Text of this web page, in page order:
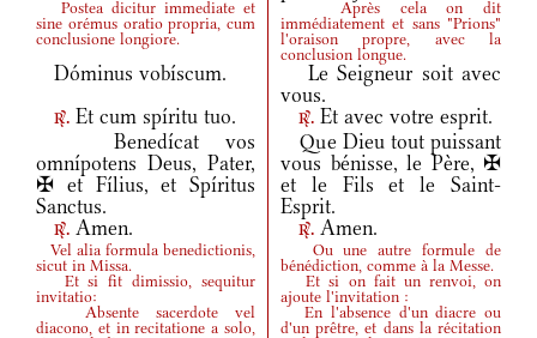
Postea dicitur immediate et
sine orémus oratio propria, cum
conclusione longiore.
Après cela on dit
immédiatement et sans "Prions"
l'oraison propre, avec la
conclusion longue.
Dóminus vobíscum.
Le Seigneur soit avec
vous.
r. Et cum spíritu tuo. r. Et avec votre esprit.
Benedícat vos
omnípotens Deus, Pater,
✠ et Fílius, et Spíritus
Sanctus.
Que Dieu tout puissant
vous bénisse, le Père, ✠
et le Fils et le Saint-
Esprit.
r. Amen. r. Amen.
Vel alia formula benedictionis,
sicut in Missa.
Ou une autre formule de
bénédiction, comme à la Messe.
Et si fit dimissio, sequitur
invitatio:
Et si on fait un renvoi, on
ajoute l'invitation :
Absente sacerdote vel
diacono, et in recitatione a solo,
En l'absence d'un diacre ou
d'un prêtre, et dans la récitation